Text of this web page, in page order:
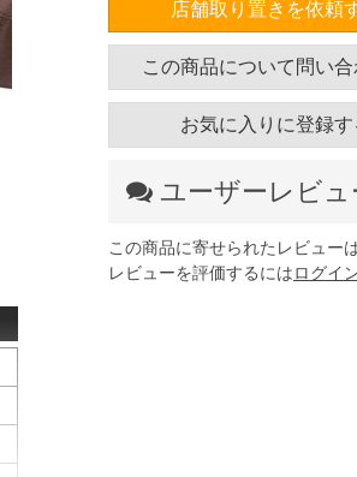
店舗取り置きを依頼
この商品について問い合
お気に入りに登録す
ユーザーレビュ
この商品に寄せられたレビュー
レビューを評価するにはログイ